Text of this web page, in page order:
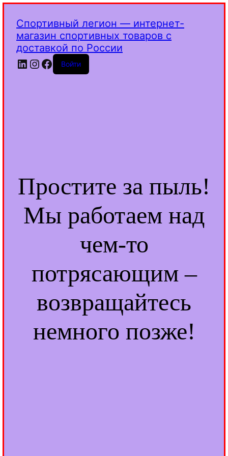
Спортивный легион — интернет-
магазин спортивных товаров с
доставкой по России
LinkedIn
Instagram
Facebook
Войти
Простите за пыль!
Мы работаем над
чем-то
потрясающим –
возвращайтесь
немного позже!